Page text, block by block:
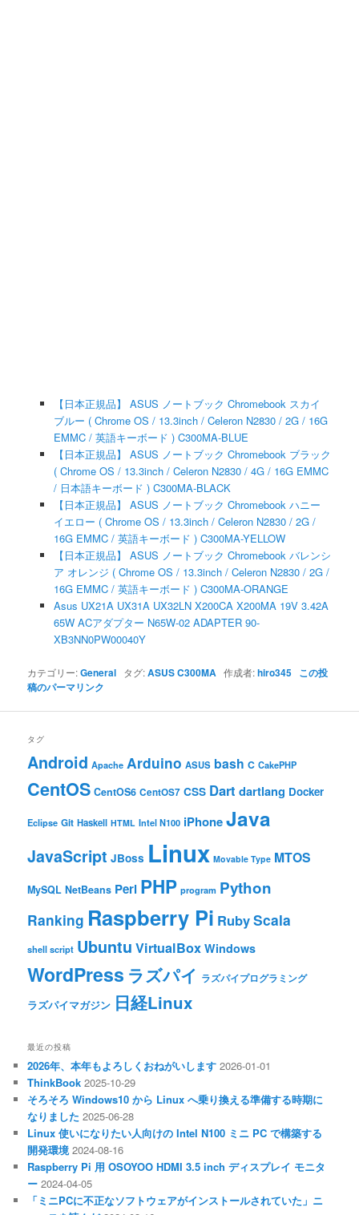
【日本正規品】 ASUS ノートブック Chromebook スカイ
ブルー ( Chrome OS / 13.3inch / Celeron N2830 / 2G / 16G
EMMC / 英語キーボード ) C300MA-BLUE
【日本正規品】 ASUS ノートブック Chromebook ブラック
( Chrome OS / 13.3inch / Celeron N2830 / 4G / 16G EMMC
/ 日本語キーボード ) C300MA-BLACK
【日本正規品】 ASUS ノートブック Chromebook ハニー
イエロー ( Chrome OS / 13.3inch / Celeron N2830 / 2G /
16G EMMC / 英語キーボード ) C300MA-YELLOW
【日本正規品】 ASUS ノートブック Chromebook バレンシ
ア オレンジ ( Chrome OS / 13.3inch / Celeron N2830 / 2G /
16G EMMC / 英語キーボード ) C300MA-ORANGE
Asus UX21A UX31A UX32LN X200CA X200MA 19V 3.42A
65W ACアダプター N65W-02 ADAPTER 90-
XB3NN0PW00040Y
カテゴリー:General タグ:ASUS C300MA 作成者:hiro345 この投
稿のパーマリンク
タグ
Android Apache Arduino ASUS bash C CakePHP
CentOS CentOS6 CentOS7 CSS Dart dartlang Docker
Eclipse Git Haskell HTML Intel N100 iPhoneJava
JavaScript JBoss Linux Movable Type MTOS
MySQL NetBeans Perl PHP program Python
Ranking Raspberry Pi RubyScala
shell script Ubuntu VirtualBox Windows
WordPress ラズパイ ラズパイプログラミング
ラズパイマガジン 日経Linux
最近の投稿
2026年、本年もよろしくおねがいします 2026-01-01
ThinkBook 2025-10-29
そろそろ Windows10 から Linux へ乗り換える準備する時期に
なりました 2025-06-28
Linux 使いになりたい人向けの Intel N100 ミニ PC で構築する
開発環境 2024-08-16
Raspberry Pi 用 OSOYOO HDMI 3.5 inch ディスプレイ モニタ
ー 2024-04-05
「ミニPCに不正なソフトウェアがインストールされていた」ニ